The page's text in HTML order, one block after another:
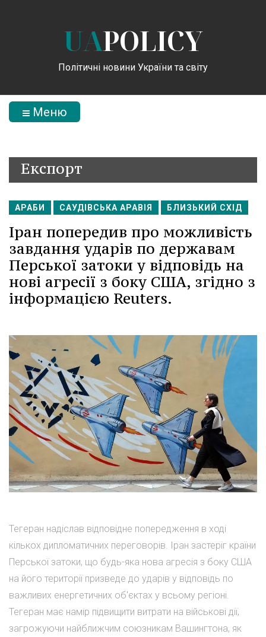
UAPOLICY
Політичні новини України та світу
Меню
Експорт
АРАБИ САУДІВСЬКА АРАВІЯ БЛИЗЬКИЙ СХІД
Іран попередив про можливість
завдання ударів по державам
Перської затоки у відповідь на
нові агресії з боку США, згідно з
інформацією Reuters.
Тегеран надіслав відповідне попередження в ході
кількох дипломатичних переговорів. Іран застеріг країни
Перської затоки, що будь-яка нова агресія з боку США
на його території призведе до ударів у відповідь по
важливих енергетичних об'єктах у всьому регіоні.
Тегеран має намір підвищити витрати на військові дії,
загрожуючи найближчим союзникам Вашингтона, як